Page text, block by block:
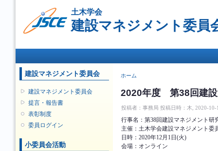
ン
コ
移
動
土木学会
建設マネジメント委員
建設マネジメント委員会
建設マネジメント委員会
提言・報告書
表彰制度
委員ログイン
小委員会活動
現在地
ホーム
2020年度 第38回建設
投稿者： 事務局 投稿日時：木, 2020-10-
行事名：第38回建設マネジメント研
主催：土木学会建設マネジメント委
日時：2020年12月1日(火)
会場：オンライン